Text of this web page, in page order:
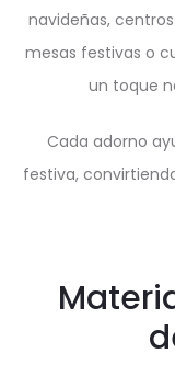
navideñas,
mesas festivas o
un toque
Cada adorno
festiva,